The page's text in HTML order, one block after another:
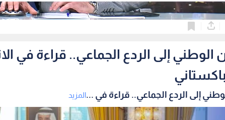
الوطني إلى الردع الجماعي.. قراءة في
إلى الردع الجماعي.. قراءة في ...المزيد